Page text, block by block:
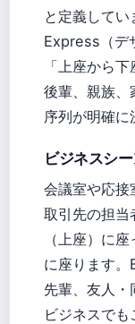
と定義して
Express（デ
「上座から
後輩、親族、
序列が明確に
ビジネスシ
会議室や応接
取引先の担当
（上座）に
に座ります
先輩、友人・
ビジネスでも